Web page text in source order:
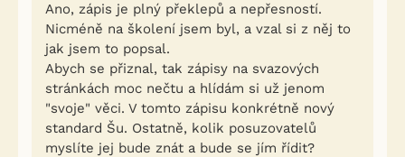
Ano, zápis je plný překlepů a nepřesností.
Nicméně na školení jsem byl, a vzal si z něj to
jak jsem to popsal.
Abych se přiznal, tak zápisy na svazových
stránkách moc nečtu a hlídám si už jenom
"svoje" věci. V tomto zápisu konkrétně nový
standard Šu. Ostatně, kolik posuzovatelů
myslíte jej bude znát a bude se jím řídit?